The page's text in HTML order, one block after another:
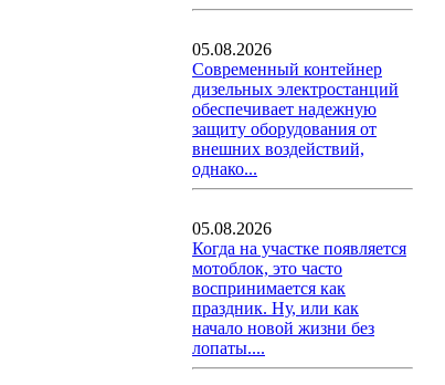
05.08.2026
Современный контейнер
дизельных электростанций
обеспечивает надежную
защиту оборудования от
внешних воздействий,
однако...
05.08.2026
Когда на участке появляется
мотоблок, это часто
воспринимается как
праздник. Ну, или как
начало новой жизни без
лопаты....